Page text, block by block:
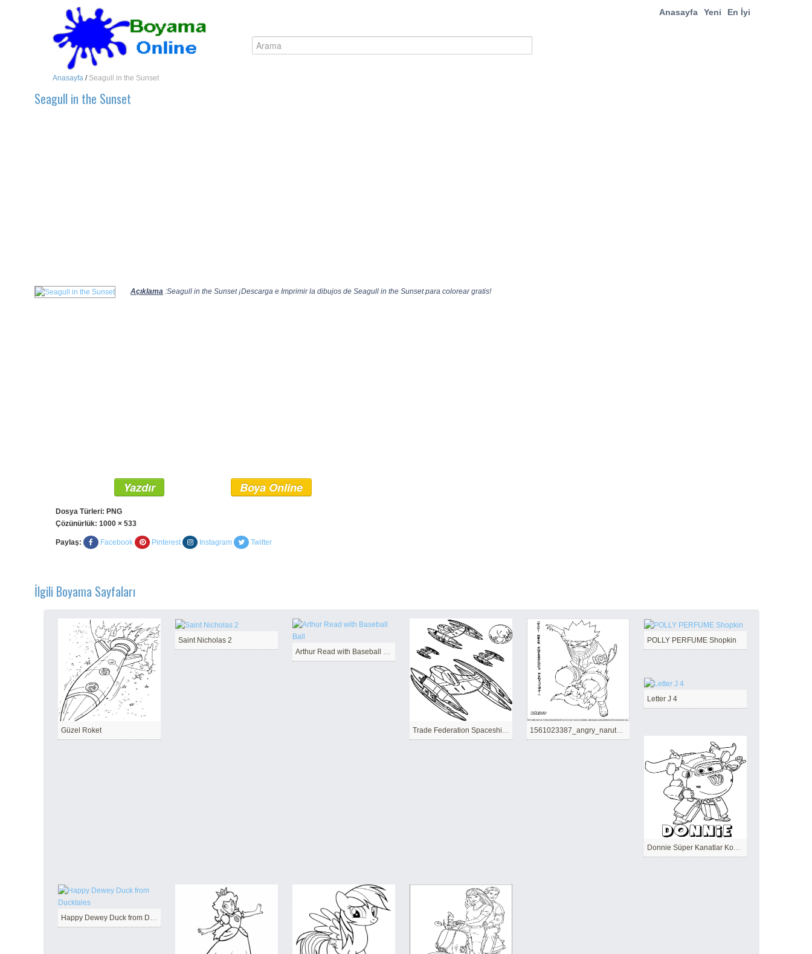
Anasayfa Yeni En İyi
Anasayfa / Seagull in the Sunset
Seagull in the Sunset
Açıklama :Seagull in the Sunset ¡Descarga e Imprimir la dibujos de Seagull in the Sunset para colorear gratis!
Yazdır Boya Online
Dosya Türleri: PNG
Çözünürlük: 1000 × 533
Paylaş: Facebook Pinterest Instagram Twitter
İlgili Boyama Sayfaları
Güzel Roket
Saint Nicholas 2
Arthur Read with Baseball Ball
Trade Federation Spaceships 1561023387_angry_naruto-a4
POLLY PERFUME Shopkin
Letter J 4